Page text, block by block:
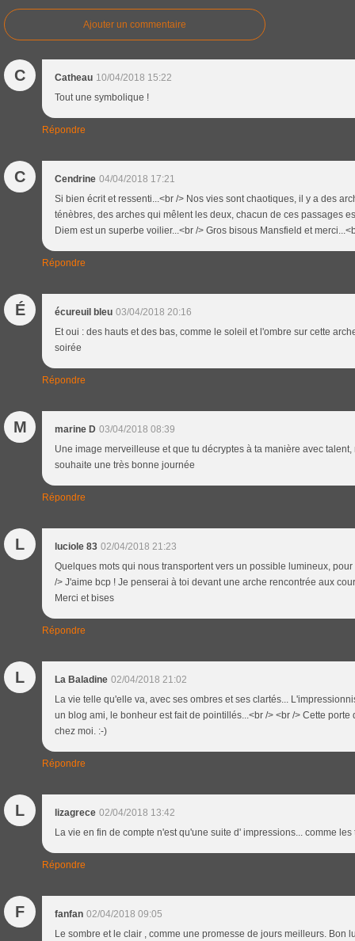
Ajouter un commentaire
C Catheau 10/04/2018 15:22
Tout une symbolique !
Répondre
C Cendrine 04/04/2018 17:21
Si bien écrit et ressenti...<br /> Nos vies sont chaotiques, il y a des
ténèbres, des arches qui mêlent les deux, chacun de ces passages
Diem est un superbe voilier...<br /> Gros bisous Mansfield et
Répondre
É écureuil bleu 03/04/2018 20:16
Et oui : des hauts et des bas, comme le soleil et l'ombre sur cette
soirée
Répondre
M marine D 03/04/2018 08:39
Une image merveilleuse et que tu décryptes à ta manière avec
souhaite une très bonne journée
Répondre
L luciole 83 02/04/2018 21:23
Quelques mots qui nous transportent vers un possible lumineux,
/> J'aime bcp ! Je penserai à toi devant une arche rencontrée aux
Merci et bises
Répondre
L La Baladine 02/04/2018 21:02
La vie telle qu'elle va, avec ses ombres et ses clartés...
un blog ami, le bonheur est fait de pointillés...<br /> <br /> Cette
chez moi. :-)
Répondre
L lizagrece 02/04/2018 13:42
La vie en fin de compte n'est qu'une suite d' impressions... comme
Répondre
F fanfan 02/04/2018 09:05
Le sombre et le clair , comme une promesse de jours meilleurs. Bon